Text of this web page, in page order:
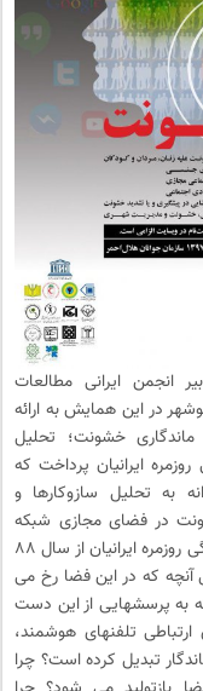
انجمن ایرانی مطالعات
در این همایش به ارائه
خشونت؛ تحلیل
ایرانیان پرداخت که
به تحلیل سازوکارها و
در فضای مجازی شبکه
های هوشمند در جریان زندگی روزمره ایرانیان از سال ۸۸
آنچه که در این فضا رخ می
به پرسشهایی از این دست
تلفنهای هوشمند،
تبدیل کرده است؟ چرا